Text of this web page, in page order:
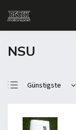
NSU
Günstigste
Meistverkauft